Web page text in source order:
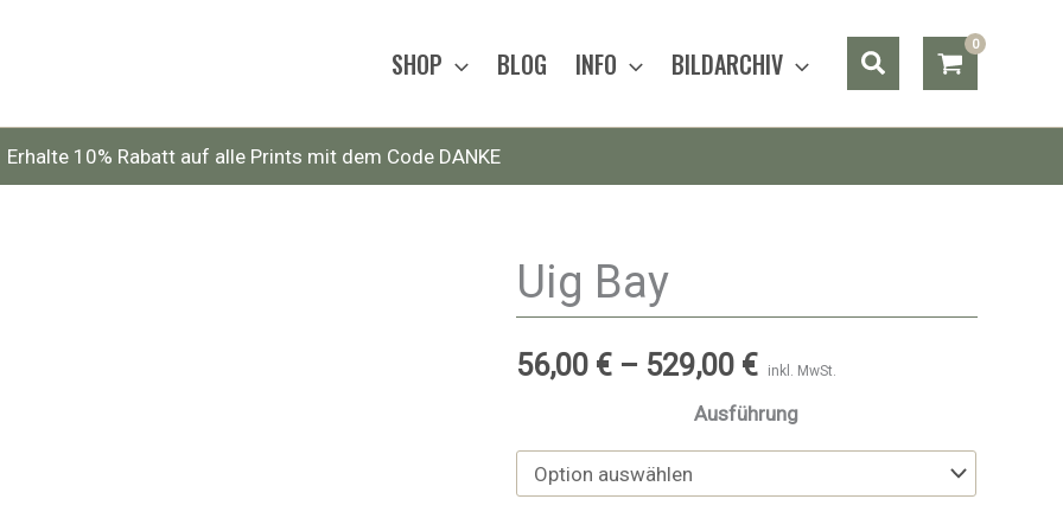
SHOP BLOG INFO BILDARCHIV Suchen
Erhalte 10% Rabatt auf alle Prints mit dem Code DANKE
Uig Bay
56,00 € – 529,00 € inkl. MwSt.
Ausführung